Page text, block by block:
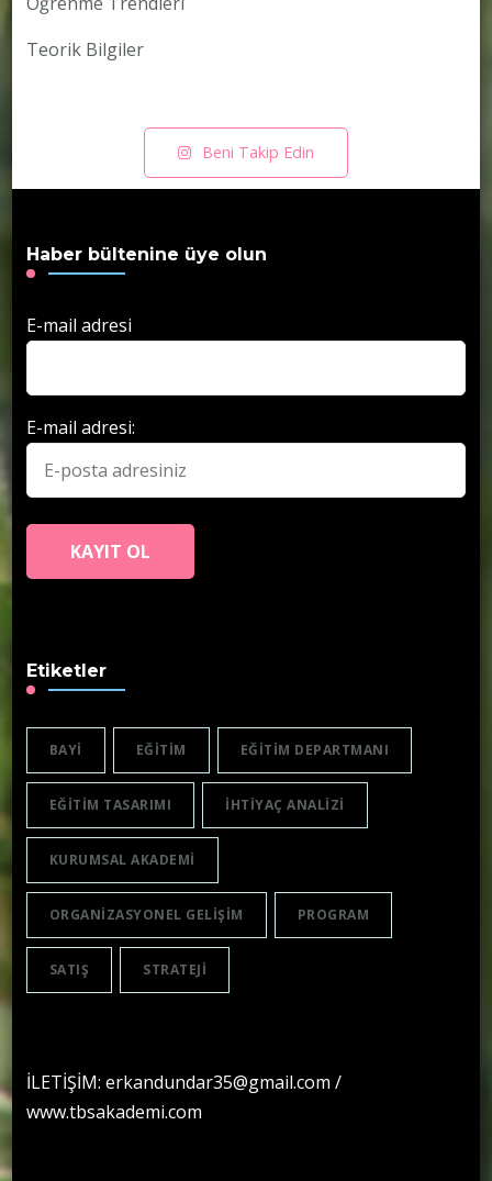
Teorik Bilgiler
Beni Takip Edin
Haber bültenine üye olun
E-mail adresi
E-mail adresi:
Etiketler
BAYI EĞITIM EĞITIM DEPARTMANI
EĞITIM TASARIMI IHTIYAÇ ANALIZI
KURUMSAL AKADEMI
ORGANIZASYONEL GELIŞIM PROGRAM
SATIŞ STRATEJI
İLETİŞİM: erkandundar35@gmail.com /
www.tbsakademi.com